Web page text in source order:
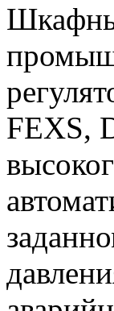
FEXS,